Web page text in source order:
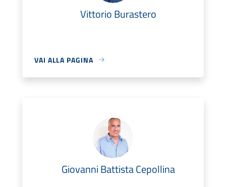
Vittorio Burastero
VAI ALLA PAGINA
Giovanni Battista Cepollina